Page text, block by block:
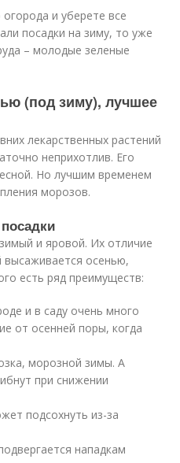
и уберете все
посадки на зиму, то уже
– молодые зеленые
(под зиму), лучшее
лекарственных растений
неприхотлив. Его
Но лучшим временем
морозов.
и яровой. Их отличие
осенью,
есть ряд преимуществ:
и в саду очень много
от осенней поры, когда
морозной зимы. А
при снижении
подсохнуть из-за
нападкам